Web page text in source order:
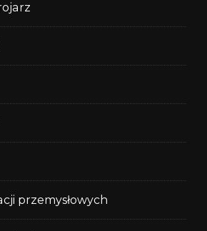
przemysłowych